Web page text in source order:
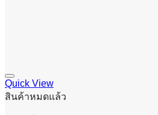
Quick View
สินค้าหมดแล้ว